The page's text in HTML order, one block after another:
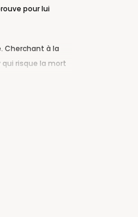
pour lui
Cherchant à la
risque la mort
de vaudou.